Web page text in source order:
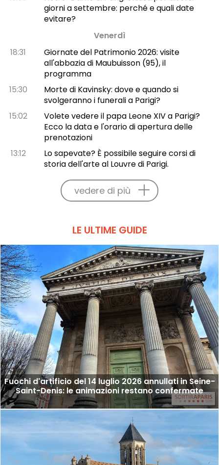
giorni a settembre: perché e quali date
evitare?
Venerdì
18:31
Giornate del Patrimonio 2026: visite
all'abbazia di Maubuisson (95), il
programma
15:30
Morte di Kavinsky: dove e quando si
svolgeranno i funerali a Parigi?
15:02
Volete vedere il papa Leone XIV a Parigi?
Ecco la data e l'orario di apertura delle
prenotazioni
13:12
Lo sapevate? È possibile seguire corsi di
storia dell'arte al Louvre di Parigi.
vedere di più
LE ULTIME GUIDE
Fuochi d'artificio del 14 luglio 2026 annullati in Seine-
Saint-Denis: le animazioni restano confermate